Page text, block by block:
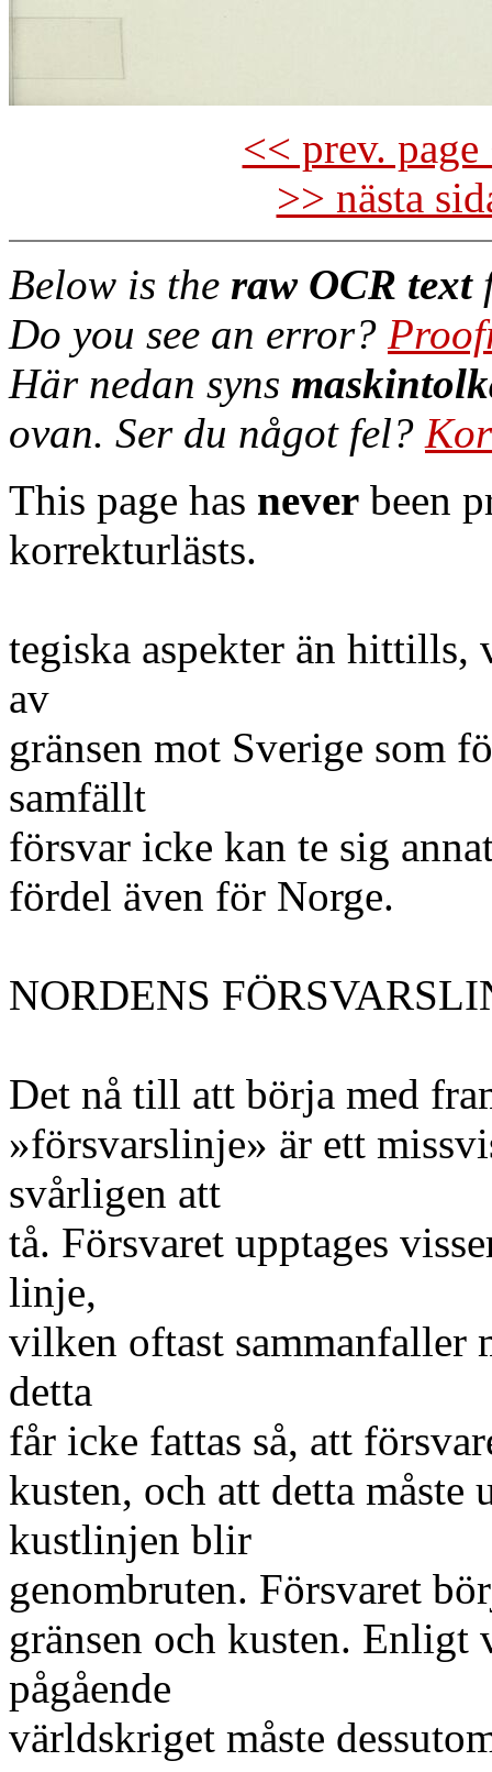
<< prev.
>> nästa
Below is the raw OCR text
Do you see an error?
Här nedan syns
ovan. Ser du något fel?
This page has never been
korrekturlästs.
tegiska aspekter än
av
gränsen mot Sverige som
samfällt
försvar icke kan te sig
fördel även för Norge.
NORDENS
Det nå till att börja med
»försvarslinje» är ett
svårligen att
tå. Försvaret upptages
linje,
vilken oftast sammanfaller
detta
får icke fattas så, att
kusten, och att detta måste
kustlinjen blir
genombruten. Försvaret
gränsen och kusten. Enligt
pågående
världskriget måste